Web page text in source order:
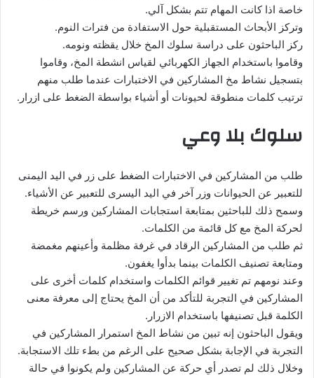
خاصة اذا كانت المهام تتم بشكل آلي.
وتركز الأبحاث المستقبلية حول الاستفادة من فترات النوم.
ركز الباحثون على دراسة سلوك المخ خلال يقظته ونومه.
وقاموا باستخدام الجهاز الكهربائي لقياس انشطة المخ، وقاموا
بتسجيل نشاط مخ المشاركين في الاختبارات عندما طلب منهم
ترتيب كلمات منطوقة لحيونات أو أشياء بواسطة الضغط على ازرار.
سلوك بلا وعي
طلب من المشاركين في الاختبارات الضغط على زر في اليد اليمنى
للتعبير عن الحيوانات وزر آخر في اليد اليسرى للتعبير عن الأشياء.
وسمح ذلك للباحثين بمتابعة استجابات المشاركين ورسم خريطة
لحركة المخ مع كل قائمة من الكلمات.
ثم طلب من المشاركين الرقاد في غرفة مظلمة وأعينهم مغمضة
ومتابعة تصنيف الكلمات بينما بدأوا يغفون.
وعند نومهم تم تغيير قوائم الكلمات واستخدام كلمات أخرى على
المشاركين في التجربة للتأكد من أن المخ يحتاج إلى معرفة معنى
الكلمة قبل تصنيفها باستخدام الازرار.
ويقول الباحثون إنه تبين من نشاط المخ استمرار المشاركين في
التجربة في الإجابة بشكل صحيح على الرغم من بطء تلك الاستجابة.
وخلال ذلك لم تصدر أي حركة عن المشاركين ولم يكونوا في حالة